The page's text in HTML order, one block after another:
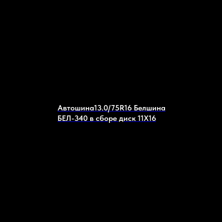
Автошина13.0/75R16 Белшина
БЕЛ-340 в сборе диск 11Х16